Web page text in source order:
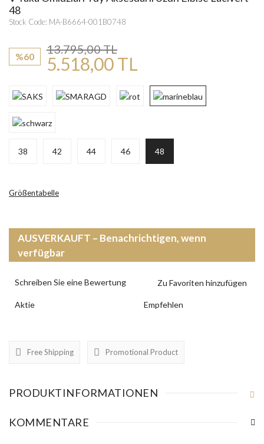
48
Stock Code: MA-B6664-001B0748
%60
13.795,00 TL
5.518,00 TL
38 42 44 46 48
Größentabelle
AUSVERKAUFT – Benachrichtigen, wenn
verfügbar
Schreiben Sie eine Bewertung
Aktie Empfehlen
Free Shipping Promotional Product
PRODUKTINFORMATIONEN
KOMMENTARE